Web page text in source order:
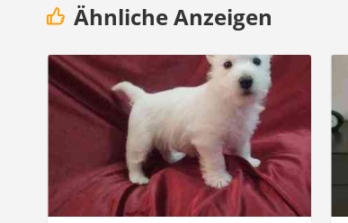
Ähnliche Anzeigen